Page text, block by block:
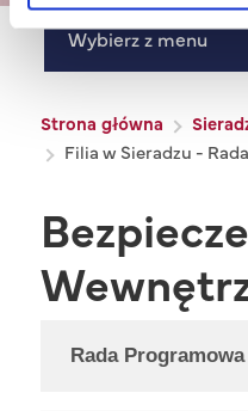
Wybierz z menu
Ścieżka
Strona główna
Filia w Sieradzu -
Rada Programowa